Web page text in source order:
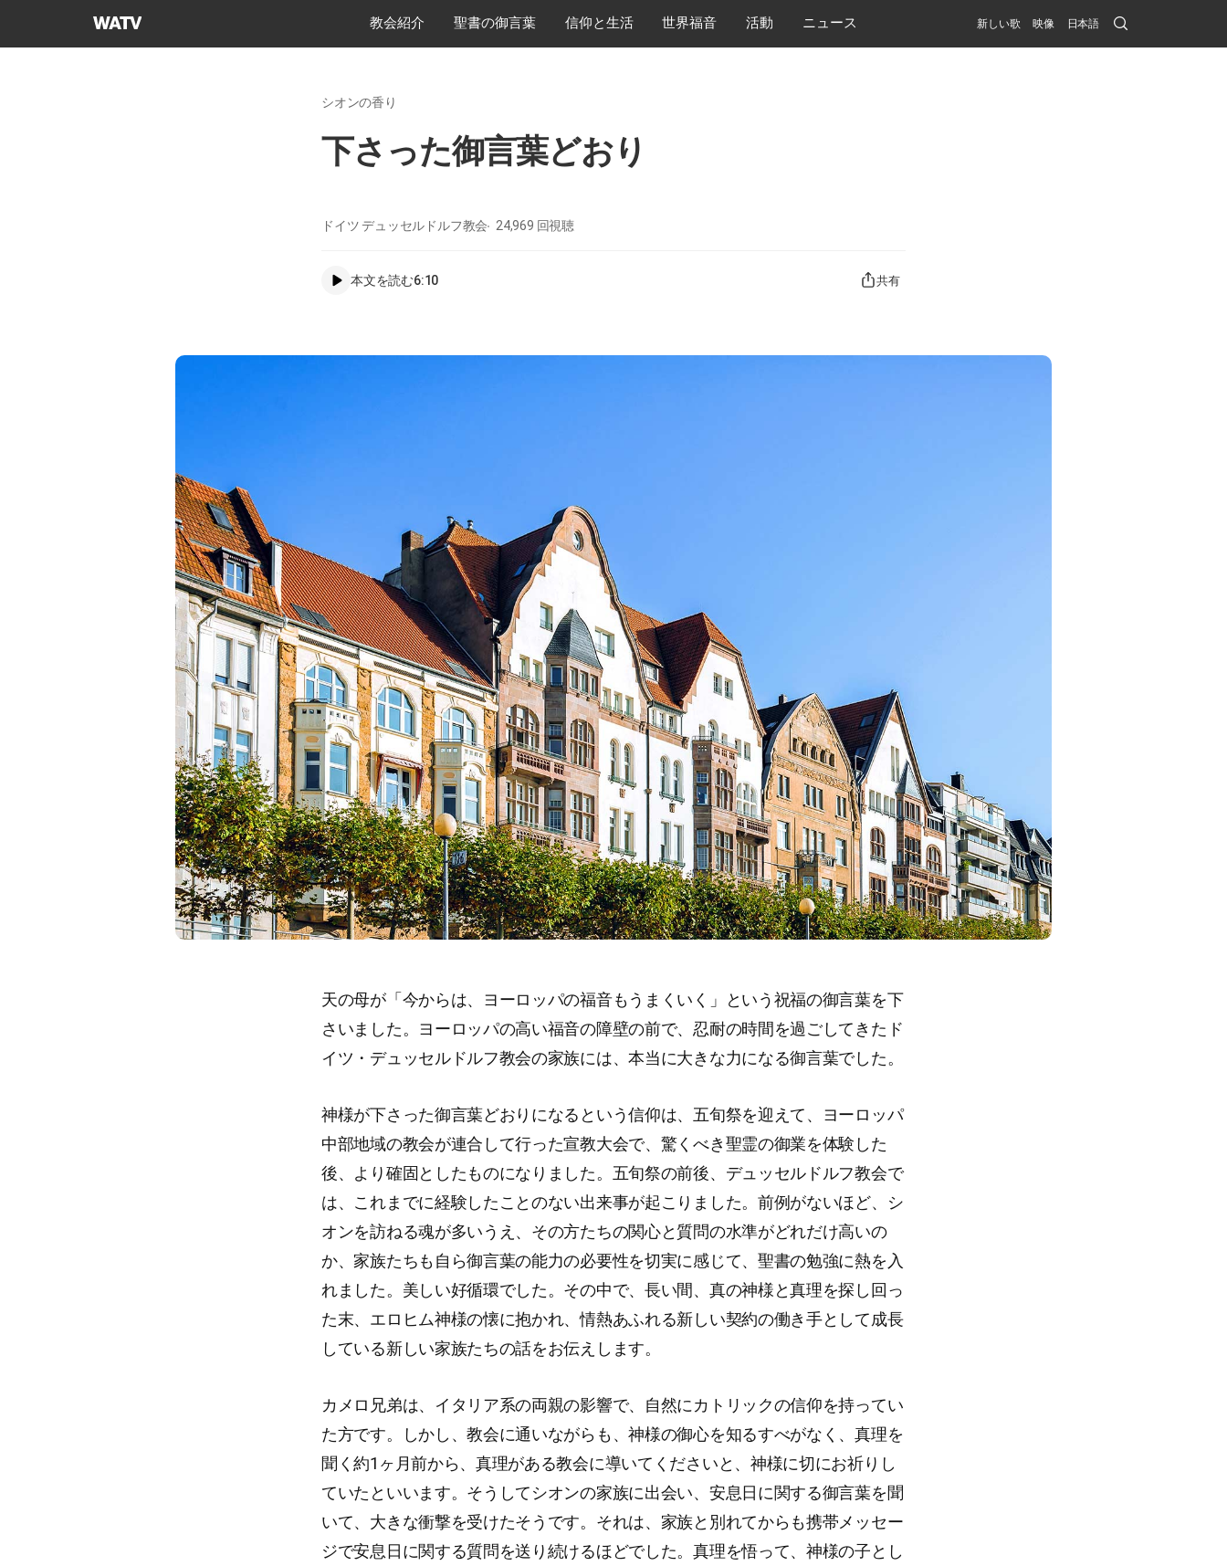
神
教会紹介 ​聖書の御言葉 ​信仰と生活 世界福音 活動 ニュース 新しい歌 映像 日本語 Search
Submit
シオンの香り
下さった御言葉どおり
ドイツ デュッセルドルフ教会 24,969 回視聴
本文を読む6:10 共有
天の母が「今からは、ヨーロッパの福音もうまくいく」という祝福の御言葉を下
さいました。ヨーロッパの高い福音の障壁の前で、忍耐の時間を過ごしてきたド
イツ・デュッセルドルフ教会の家族には、本当に大きな力になる御言葉でした。
神様が下さった御言葉どおりになるという信仰は、五旬祭を迎えて、ヨーロッパ
中部地域の教会が連合して行った宣教大会で、驚くべき聖霊の御業を体験した
後、より確固としたものになりました。五旬祭の前後、デュッセルドルフ教会で
は、これまでに経験したことのない出来事が起こりました。前例がないほど、シ
オンを訪ねる魂が多いうえ、その方たちの関心と質問の水準がどれだけ高いの
か、家族たちも自ら御言葉の能力の必要性を切実に感じて、聖書の勉強に熱を入
れました。美しい好循環でした。その中で、長い間、真の神様と真理を探し回っ
た末、エロヒム神様の懐に抱かれ、情熱あふれる新しい契約の働き手として成長
している新しい家族たちの話をお伝えします。
カメロ兄弟は、イタリア系の両親の影響で、自然にカトリックの信仰を持ってい
た方です。しかし、教会に通いながらも、神様の御心を知るすべがなく、真理を
聞く約1ヶ月前から、真理がある教会に導いてくださいと、神様に切にお祈りし
ていたといいます。そうしてシオンの家族に出会い、安息日に関する御言葉を聞
いて、大きな衝撃を受けたそうです。それは、家族と別れてからも携帯メッセー
ジで安息日に関する質問を送り続けるほどでした。真理を悟って、神様の子とし